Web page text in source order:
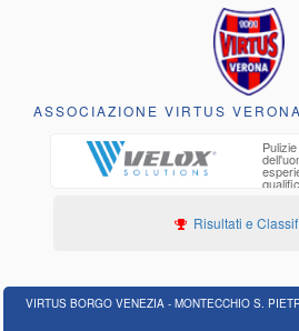
ASSOCIAZIONE VIRTUS
Risultati e
VIRTUS BORGO VENEZIA - MONTECCHIO S.